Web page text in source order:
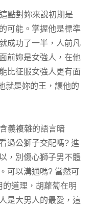
點對妳來說初期是
可能。掌握他是標準
成功了一半，人前凡
前妳是女強人，在他
比征服女強人更有面
就是妳的王，讓他的
義複雜的語言暗
過公獅子交配嗎? 進
，別傷心獅子男不體
可以溝通嗎? 當然可
道理，胡蘿蔔在明
是大男人的最愛，這